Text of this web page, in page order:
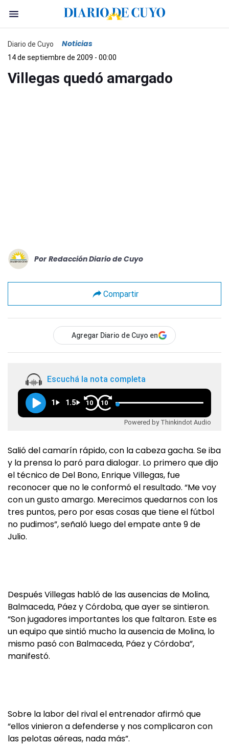
Diario de Cuyo Noticias
14 de septiembre de 2009 - 00:00
Villegas quedó amargado
Por Redacción Diario de Cuyo
Compartir
Agregar Diario de Cuyo en
Escuchá la nota completa
1 1.5 10 10
Powered by Thinkindot Audio
Salió del camarín rápido, con la cabeza gacha. Se iba
y la prensa lo paró para dialogar. Lo primero que dijo
el técnico de Del Bono, Enrique Villegas, fue
reconocer que no le conformó el resultado. “Me voy
con un gusto amargo. Merecimos quedarnos con los
tres puntos, pero por esas cosas que tiene el fútbol
no pudimos”, señaló luego del empate ante 9 de
Julio.
Después Villegas habló de las ausencias de Molina,
Balmaceda, Páez y Córdoba, que ayer se sintieron.
“Son jugadores importantes los que faltaron. Este es
un equipo que sintió mucho la ausencia de Molina, lo
mismo pasó con Balmaceda, Páez y Córdoba”,
manifestó.
Sobre la labor del rival el entrenador afirmó que
“ellos vinieron a defenderse y nos complicaron con
las pelotas aéreas, nada más”.